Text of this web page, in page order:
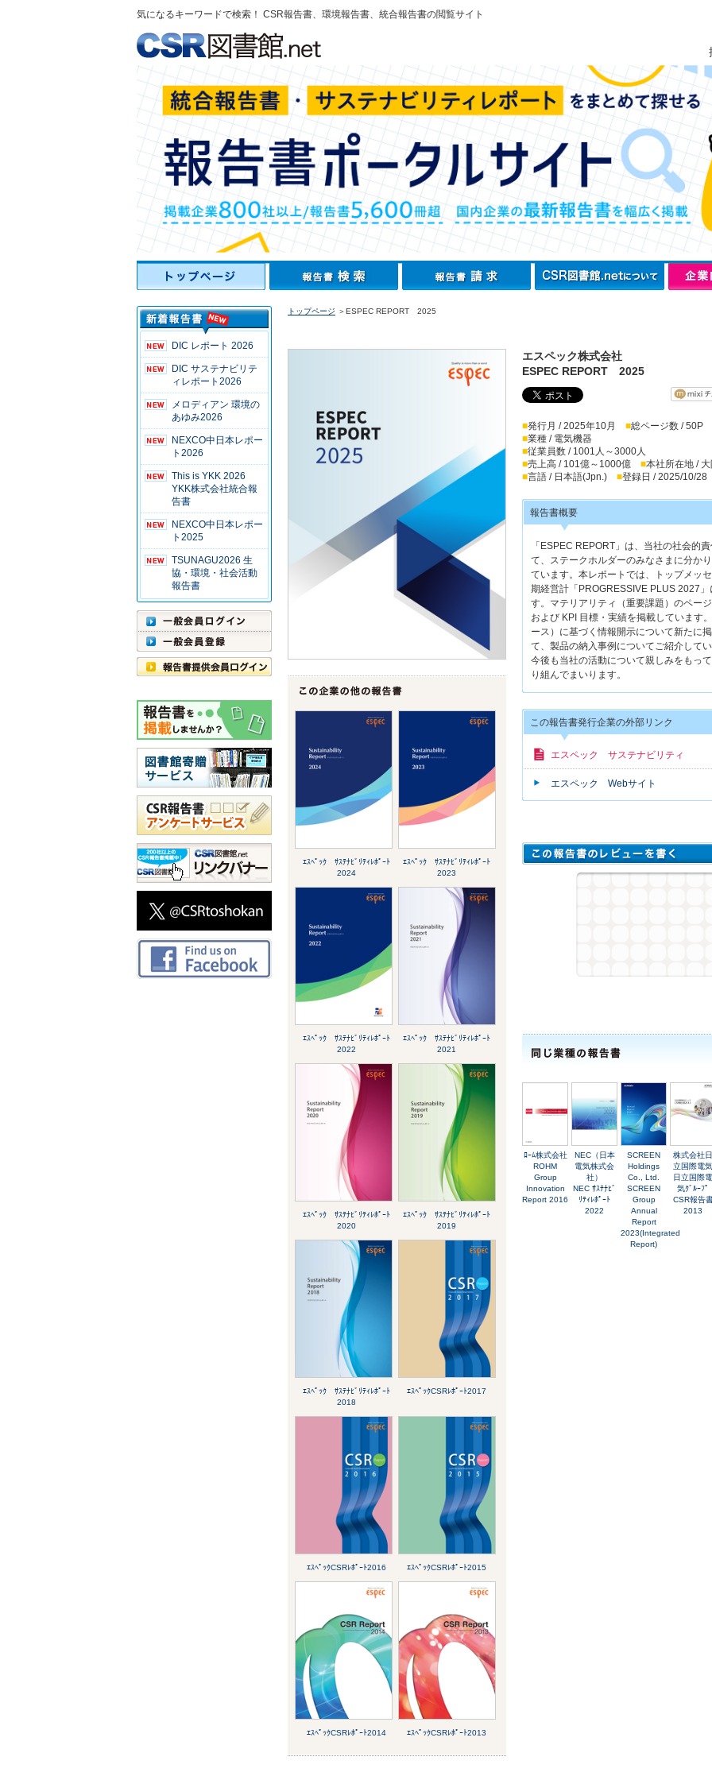
気になるキーワードで検索！ CSR報告書、環境報告書、統合報告書の閲覧サイト
DIC レポート 2026
DIC サステナビリテ
ィレポート2026
メロディアン 環境の
あゆみ2026
NEXCO中日本レポー
ト2026
This is YKK 2026
YKK株式会社統合報
告書
NEXCO中日本レポー
ト2025
TSUNAGU2026 生
協・環境・社会活動
報告書
トップページ ＞ESPEC REPORT 2025
ｴｽﾍﾟｯｸ ｻｽﾃﾅﾋﾞﾘﾃｨﾚﾎﾟｰﾄ
2024
ｴｽﾍﾟｯｸ ｻｽﾃﾅﾋﾞﾘﾃｨﾚﾎﾟｰﾄ
2023
ｴｽﾍﾟｯｸ ｻｽﾃﾅﾋﾞﾘﾃｨﾚﾎﾟｰﾄ
2022
ｴｽﾍﾟｯｸ ｻｽﾃﾅﾋﾞﾘﾃｨﾚﾎﾟｰﾄ
2021
ｴｽﾍﾟｯｸ ｻｽﾃﾅﾋﾞﾘﾃｨﾚﾎﾟｰﾄ
2020
ｴｽﾍﾟｯｸ ｻｽﾃﾅﾋﾞﾘﾃｨﾚﾎﾟｰﾄ
2019
ｴｽﾍﾟｯｸ ｻｽﾃﾅﾋﾞﾘﾃｨﾚﾎﾟｰﾄ
2018
ｴｽﾍﾟｯｸCSRﾚﾎﾟｰﾄ2017
ｴｽﾍﾟｯｸCSRﾚﾎﾟｰﾄ2016 ｴｽﾍﾟｯｸCSRﾚﾎﾟｰﾄ2015
ｴｽﾍﾟｯｸCSRﾚﾎﾟｰﾄ2014 ｴｽﾍﾟｯｸCSRﾚﾎﾟｰﾄ2013
エスペック株式会社
ESPEC REPORT 2025
■発行月 / 2025年10月 ■総ページ数 / 50P
■業種 / 電気機器
■従業員数 / 1001人～3000人
■売上高 / 101億～1000億 ■本社所在地 /
■言語 / 日本語(Jpn.) ■登録日 / 2025/10/28
報告書概要
「ESPEC REPORT」は、当社の社会的
て、ステークホルダーのみなさまに分か
ています。本レポートでは、トップメッ
期経営計「PROGRESSIVE PLUS 2027
す。マテリアリティ（重要課題）のペー
および KPI 目標・実績を掲載しています
ース）に基づく情報開示について新たに
て、製品の納入事例についてご紹介してい
今後も当社の活動について親しみをもっ
り組んでまいります。
この報告書発行企業の外部リンク
エスペック サステナビリティ
エスペック Webサイト
ﾛｰﾑ株式会社
ROHM
Group
Innovation
Report 2016
NEC（日本
電気株式会
社）
NEC ｻｽﾃﾅﾋﾞ
ﾘﾃｨﾚﾎﾟｰﾄ
2022
SCREEN
Holdings
Co., Ltd.
SCREEN
Group
Annual
Report
2023(Integrated
Report)
株式会社日
立国際電気
日立国際電
気ｸﾞﾙｰﾌﾟ
CSR報告
2013